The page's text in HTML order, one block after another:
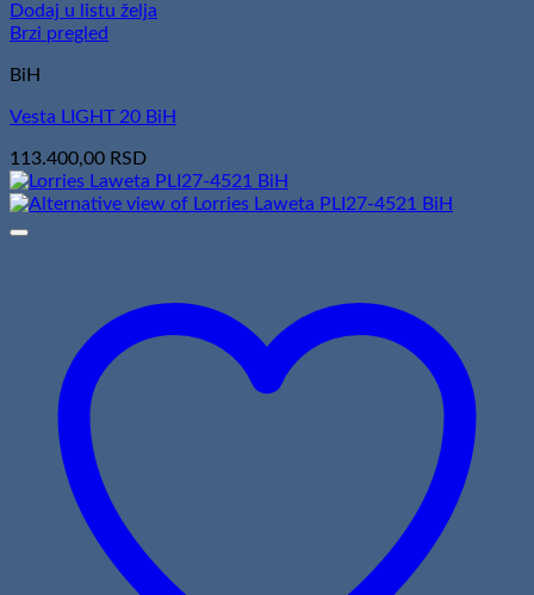
Dodaj u listu želja
Brzi pregled
BiH
Vesta LIGHT 20 BiH
113.400,00 RSD